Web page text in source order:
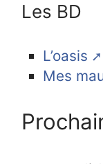
Les BD
L’oasis
Mes